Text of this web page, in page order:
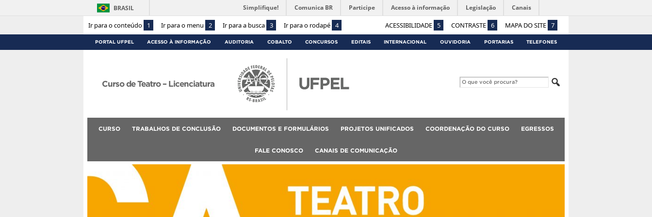
Ir para o conteúdo 1 Ir para o menu 2 Ir para a busca 3 Ir para o rodapé 4 ACESSIBILIDADE 5 CONTRASTE 6 MAPA DO SITE 7
BRASIL Simplifique! Comunica BR Participe Acesso à informação Legislação Canais
PORTAL UFPEL ACESSO À INFORMAÇÃO AUDITORIA COBALTO CONCURSOS EDITAIS INTERNACIONAL OUVIDORIA PORTARIAS TELEFONES
Curso de Teatro – Licenciatura
CURSO TRABALHOS DE CONCLUSÃO DOCUMENTOS E FORMULÁRIOS PROJETOS UNIFICADOS COORDENAÇÃO DO CURSO EGRESSOS
FALE CONOSCO CANAIS DE COMUNICAÇÃO